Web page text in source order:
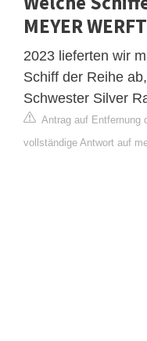
MEYER
2023 lieferten wir
Schiff der Reihe
Schwester Silver
Antrag auf Entfernung
vollständige Antwort auf